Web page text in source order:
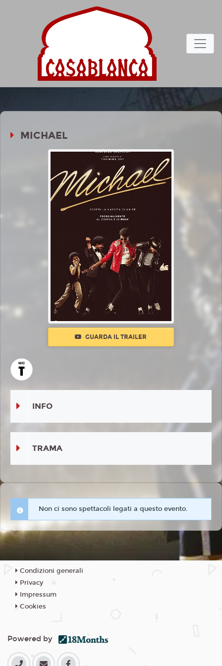
MICHAEL
GUARDA IL TRAILER
INFO
TRAMA
Non ci sono spettacoli legati a questo evento.
Condizioni generali
Privacy
Impressum
Cookies
Powered by